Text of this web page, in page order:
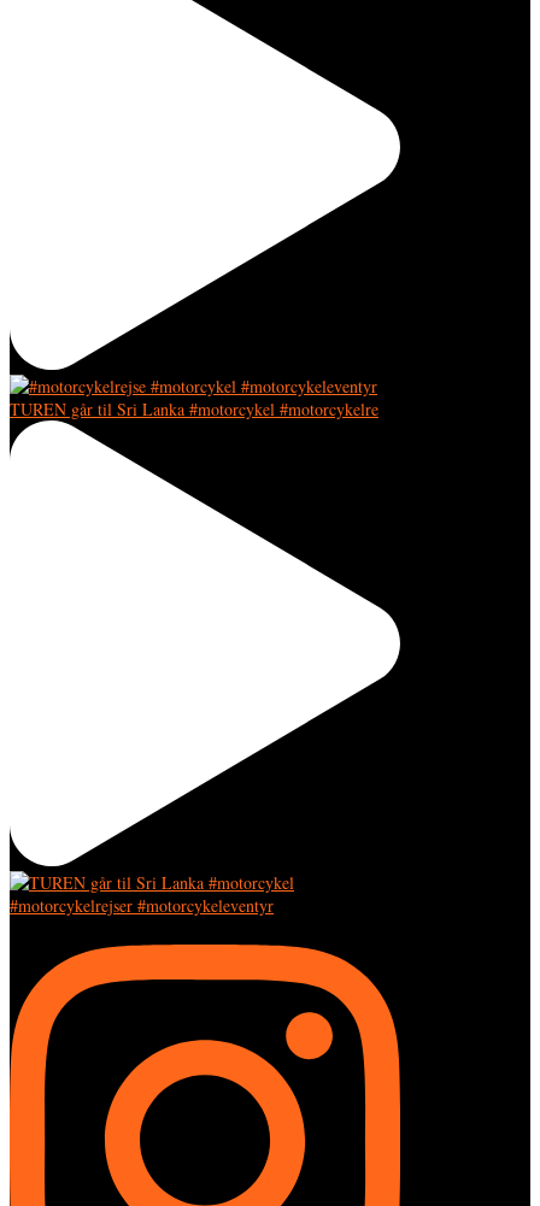
TUREN går til Sri Lanka #motorcykel #motorcykelre